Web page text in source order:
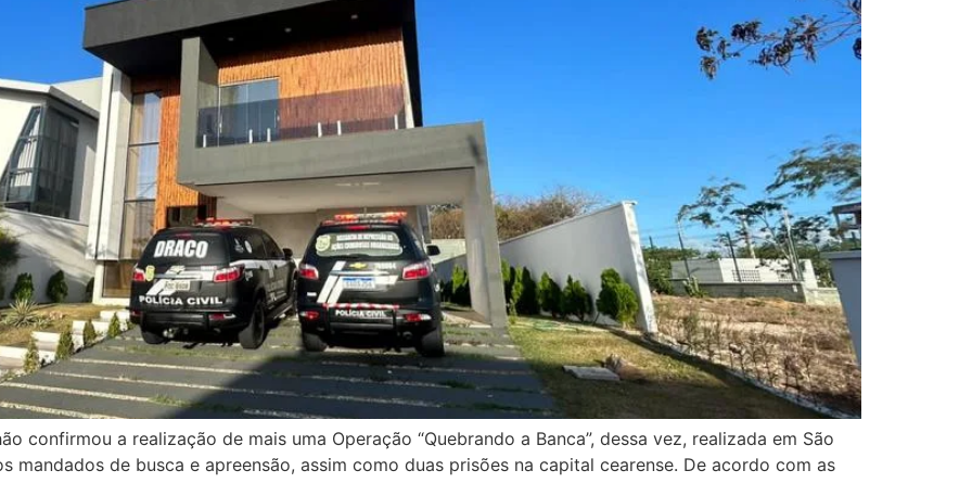
confirmou a realização de mais uma Operação “Quebrando a Banca”, dessa vez, realizada em São
mandados de busca e apreensão, assim como duas prisões na capital cearense. De acordo com as